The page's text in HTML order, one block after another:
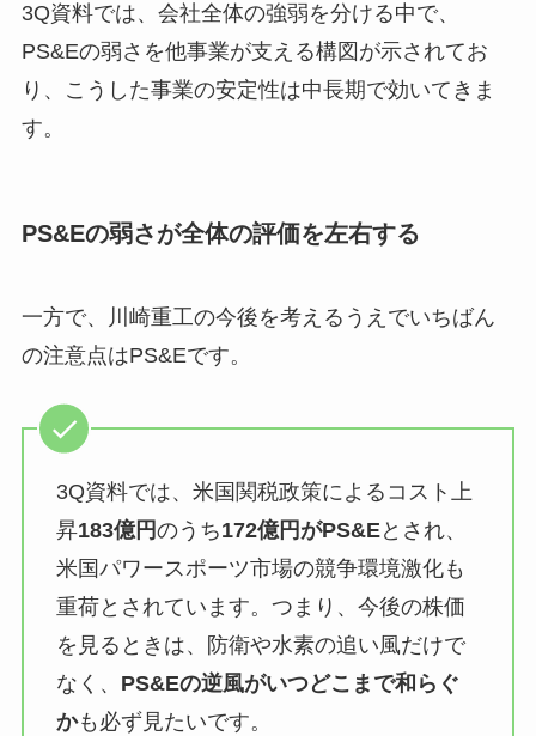
3Q資料では、会社全体の強弱を分ける中で、
PS&Eの弱さを他事業が支える構図が示されてお
り、こうした事業の安定性は中長期で効いてきま
す。
PS&Eの弱さが全体の評価を左右する
一方で、川崎重工の今後を考えるうえでいちばん
の注意点はPS&Eです。
3Q資料では、米国関税政策によるコスト上
昇183億円のうち172億円がPS&Eとされ、
米国パワースポーツ市場の競争環境激化も
重荷とされています。つまり、今後の株価
を見るときは、防衛や水素の追い風だけで
なく、 PS&Eの逆風がいつどこまで和らぐ
かも必ず見たいです。